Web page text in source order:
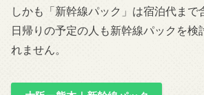
しかも「新幹線パック」は宿泊代まで
日帰りの予定の人も新幹線パックを検
れません。